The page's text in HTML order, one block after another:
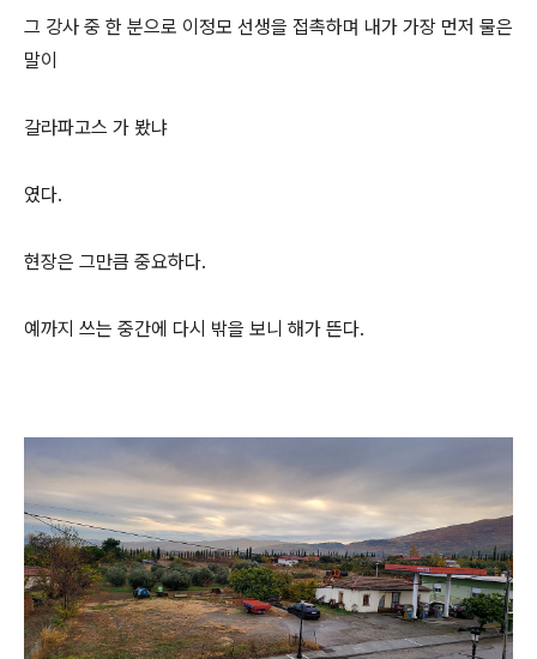
그 강사 중 한 분으로 이정모 선생을 접촉하며 내가 가장 먼저 물은
말이
갈라파고스 가 봤냐
였다.
현장은 그만큼 중요하다.
예까지 쓰는 중간에 다시 밖을 보니 해가 뜬다.